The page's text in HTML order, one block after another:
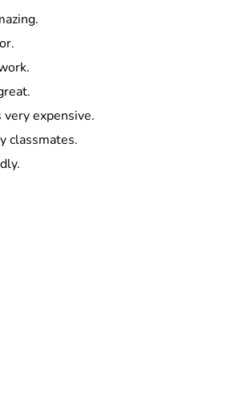
very expensive.
classmates.